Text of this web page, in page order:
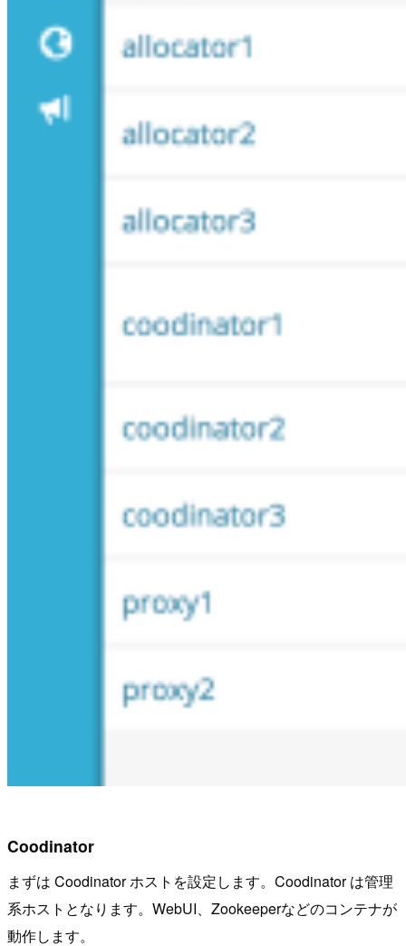
Coodinator
まずは Coodinator ホストを設定します。Coodinator は管理
系ホストとなります。WebUI、Zookeeperなどのコンテナが
動作します。